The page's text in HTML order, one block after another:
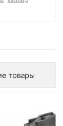
товары